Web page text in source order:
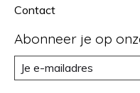
Contact
Abonneer je op